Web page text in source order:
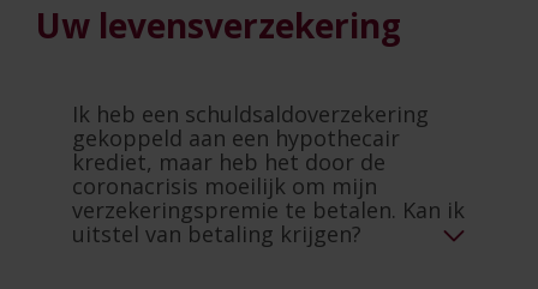
Uw levensverzekering
Ik heb een schuldsaldoverzekering
gekoppeld aan een hypothecair
krediet, maar heb het door de
coronacrisis moeilijk om mijn
verzekeringspremie te betalen. Kan ik
uitstel van betaling krijgen?